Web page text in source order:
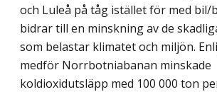
och Luleå på tåg istället för med
bidrar till en minskning av de
som belastar klimatet och miljön.
medför Norrbotniabanan minskade
koldioxidutsläpp med 100 000 ton